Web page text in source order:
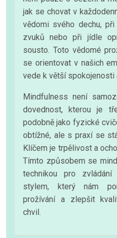
jak se chovat v
vědomi svého dechu,
zvuků nebo při jídle
sousto. Toto vědomé
se orientovat v našich
vede k větší spokojenosti
Mindfulness není
dovednost, kterou je
podobně jako fyzické
obtížné, ale s praxí se
Klíčem je trpělivost a
Tímto způsobem se
technikou pro
stylem, který nám
prožívání a zlepšit
chvil.